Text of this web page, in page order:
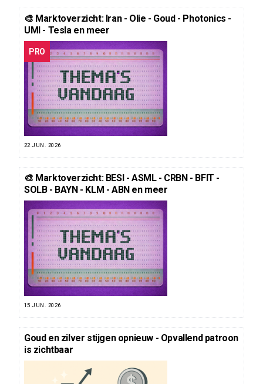
🎨 Marktoverzicht: Iran - Olie - Goud - Photonics -
UMI - Tesla en meer
PRO
22 JUN. 2026
🎨 Marktoverzicht: BESI - ASML - CRBN - BFIT -
SOLB - BAYN - KLM - ABN en meer
15 JUN. 2026
Goud en zilver stijgen opnieuw - Opvallend patroon
is zichtbaar